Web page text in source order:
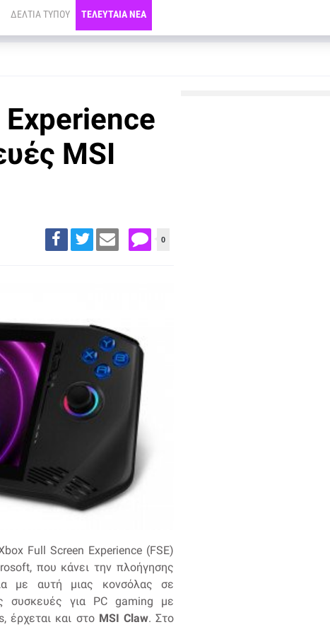
ΔΕΛΤΙΑ ΤΥΠΟΥ ΤΕΛΕΥΤΑΙΑ ΝΕΑ
MSI
0
Full Screen Experience (FSE)
που κάνει την πλοήγησης
με αυτή μιας κονσόλας σε
συσκευές για PC gaming με
έρχεται και στο MSI Claw. Στο